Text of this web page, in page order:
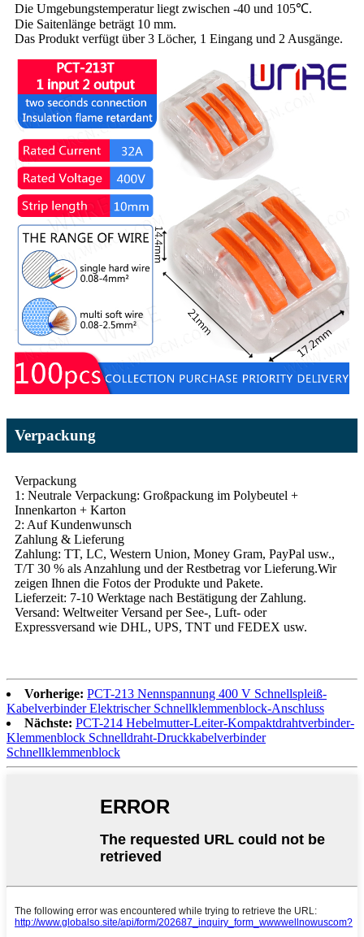
Die Umgebungstemperatur liegt zwischen -40 und 105℃.
Die Saitenlänge beträgt 10 mm.
Das Produkt verfügt über 3 Löcher, 1 Eingang und 2 Ausgänge.
Verpackung
Verpackung
1: Neutrale Verpackung: Großpackung im Polybeutel +
Innenkarton + Karton
2: Auf Kundenwunsch
Zahlung & Lieferung
Zahlung: TT, LC, Western Union, Money Gram, PayPal usw.,
T/T 30 % als Anzahlung und der Restbetrag vor Lieferung.Wir
zeigen Ihnen die Fotos der Produkte und Pakete.
Lieferzeit: 7-10 Werktage nach Bestätigung der Zahlung.
Versand: Weltweiter Versand per See-, Luft- oder
Expressversand wie DHL, UPS, TNT und FEDEX usw.
Vorherige: PCT-213 Nennspannung 400 V Schnellspleiß-
Kabelverbinder Elektrischer Schnellklemmenblock-Anschluss
Nächste: PCT-214 Hebelmutter-Leiter-Kompaktdrahtverbinder-
Klemmenblock Schnelldraht-Druckkabelverbinder
Schnellklemmenblock